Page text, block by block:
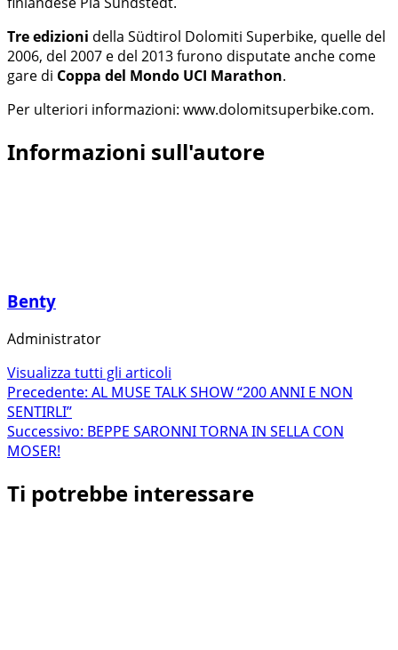
Tre edizioni della Südtirol Dolomiti Superbike, quelle del
2006, del 2007 e del 2013 furono disputate anche come
gare di Coppa del Mondo UCI Marathon.
Per ulteriori informazioni: www.dolomitsuperbike.com.
Informazioni sull'autore
Benty
Administrator
Visualizza tutti gli articoli
Navigazione
articolo
Precedente: AL MUSE TALK SHOW “200 ANNI E NON
SENTIRLI”
Successivo: BEPPE SARONNI TORNA IN SELLA CON
MOSER!
Ti potrebbe interessare